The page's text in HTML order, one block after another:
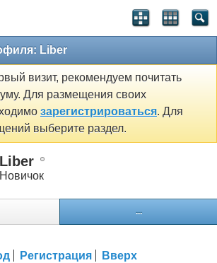
Liber
визит, рекомендуем почитать
Для размещения своих
зарегистрироваться. Для
выберите раздел.
Liber
Новичок
...
Регистрация Вверх